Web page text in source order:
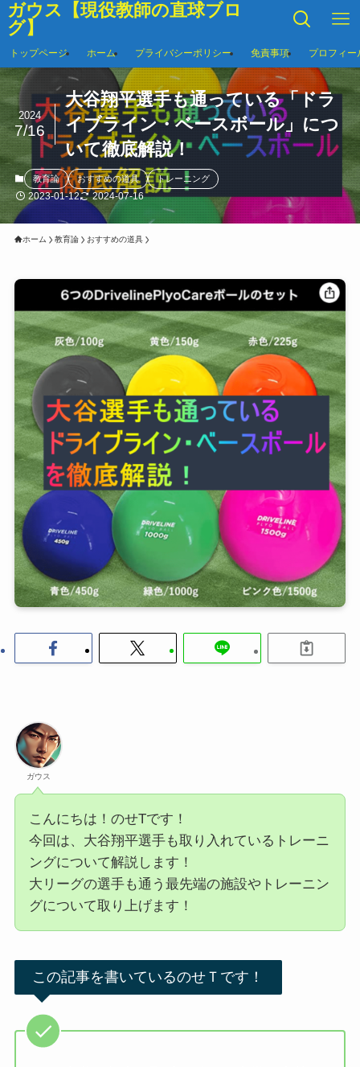
ガウス【現役教師の直球ブロ
グ】
トップページ ホーム プライバシーポリシー 免責事項 プロフィー
大谷翔平選手も通っている「ドラ
イブライン・ベースボール」につ
いて徹底解説！
2024
7/16
教育論 おすすめの道具 トレーニング
2023-01-12 2024-07-16
ホーム 教育論 おすすめの道具
ガウス
こんにちは！のせTです！
今回は、大谷翔平選手も取り入れているトレーニ
ングについて解説します！
大リーグの選手も通う最先端の施設やトレーニン
グについて取り上げます！
この記事を書いているのせＴです！